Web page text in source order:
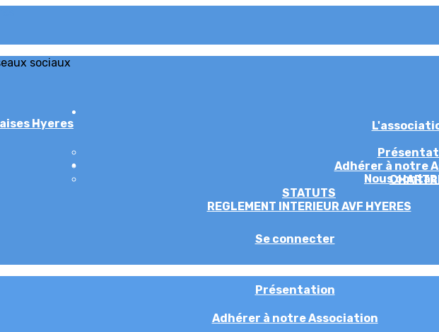
sociaux
Adhérer à notre
STATUTS
REGLEMENT INTERIEUR AVF HYERES
Nous
Se connecter
Présentation
Adhérer à notre Association